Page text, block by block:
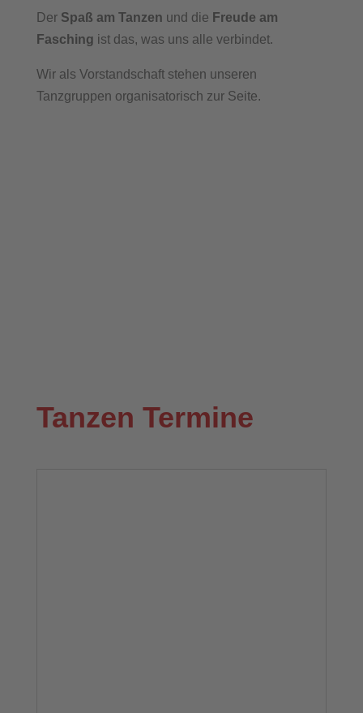
Der Spaß am Tanzen und die Freude am
Fasching ist das, was uns alle verbindet.
Wir als Vorstandschaft stehen unseren
Tanzgruppen organisatorisch zur Seite.
Tanzen Termine